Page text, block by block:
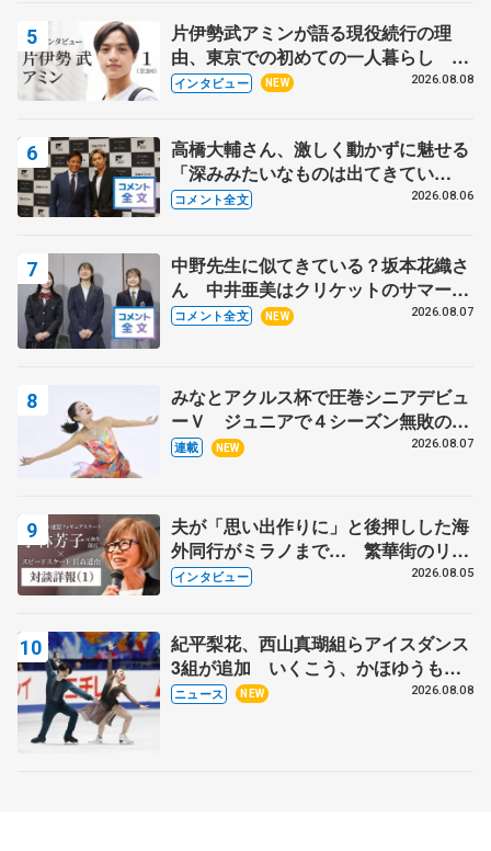
片伊勢武アミンが語る現役続行の理
由、東京での初めての一人暮らし 注
目スケーターの「今」に迫る
インタビュー NEW 2026.08.08
高橋大輔さん、激しく動かずに魅せる
「深みみたいなものは出てきてい
る？」 〝兄さん〟と慕うレジェンド
コメント全文 2026.08.06
中野先生に似てきている？坂本花織さ
ん 中井亜美はクリケットのサマーキ
ャンプに 島田麻央はたくさん試合に
コメント全文 NEW 2026.08.07
みなとアクルス杯で圧巻シニアデビュ
ーＶ ジュニアで４シーズン無敗の島
田麻央
連載 NEW 2026.08.07
夫が「思い出作りに」と後押しした海
外同行がミラノまで… 繁華街のリン
クでは不良のお兄さんも味方に 小林
インタビュー 2026.08.05
紀平梨花、西山真瑚組らアイスダンス
3組が追加 いくこう、かほゆうも、
木下グループ杯
ニュース NEW 2026.08.08